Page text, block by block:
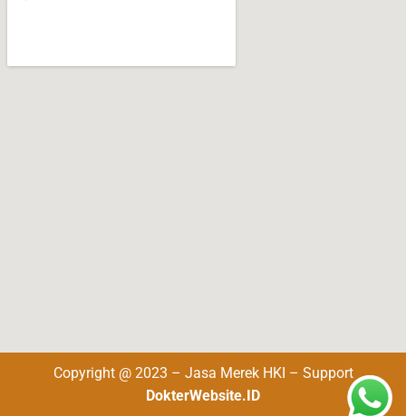
Copyright @ 2023 – Jasa Merek HKI – Support
DokterWebsite.ID